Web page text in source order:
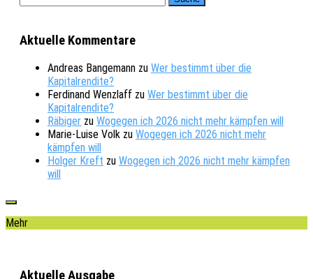
Aktuelle Kommentare
Andreas Bangemann zu Wer bestimmt über die
Kapitalrendite?
Ferdinand Wenzlaff zu Wer bestimmt über die
Kapitalrendite?
Räbiger zu Wogegen ich 2026 nicht mehr kämpfen will
Marie-Luise Volk zu Wogegen ich 2026 nicht mehr
kämpfen will
Holger Kreft zu Wogegen ich 2026 nicht mehr kämpfen
will
Mehr
Aktuelle Ausgabe